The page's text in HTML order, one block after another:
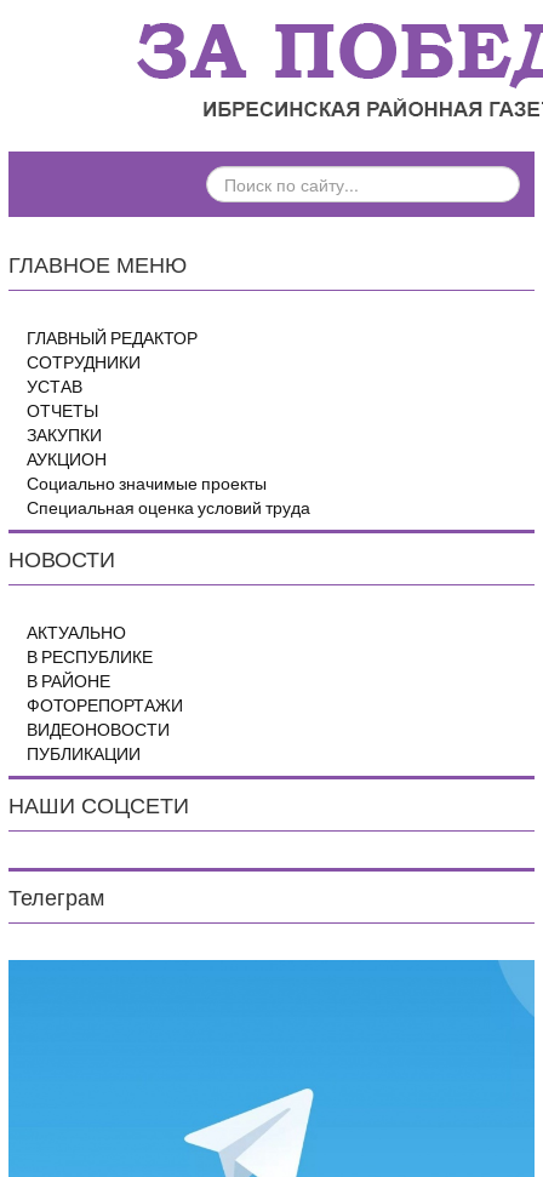
ПОИСК
ПО
ГЛАВНОЕ МЕНЮ
ГЛАВНЫЙ РЕДАКТОР
СОТРУДНИКИ
УСТАВ
ОТЧЕТЫ
ЗАКУПКИ
АУКЦИОН
Социально значимые проекты
Специальная оценка условий труда
НОВОСТИ
АКТУАЛЬНО
В РЕСПУБЛИКЕ
В РАЙОНЕ
ФОТОРЕПОРТАЖИ
ВИДЕОНОВОСТИ
ПУБЛИКАЦИИ
НАШИ СОЦСЕТИ
Телеграм